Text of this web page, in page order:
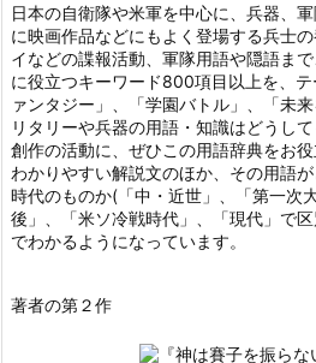
日本の自衛隊や米軍を中心に、兵器、
に映画作品などにもよく登場する兵士
イなどの諜報活動、軍隊用語や隠語ま
に役立つキーワード800項目以上を、
ァンタジー」、「学園バトル」、「未
リタリーや兵器の用語・知識はどうし
創作の活動に、ぜひこの用語辞典をお役
わかりやすい解説文のほか、その用語
時代のものか(「中・近世」、「第一次
後」、「米ソ冷戦時代」、「現代」で
でわかるようになっています。
著者の第２作